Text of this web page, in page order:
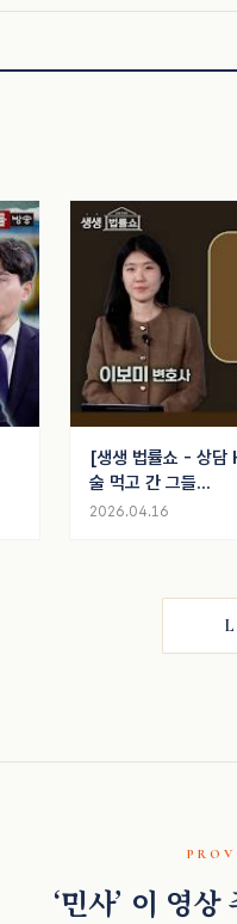
[생생 법률쇼 - 상
술 먹고 간 그들...
2026.04.16
‘민사’ 이 영